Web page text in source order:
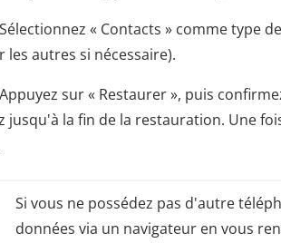
« Contacts » comme type
les autres si nécessaire).
sur « Restaurer », puis
jusqu'à la fin de la restauration. Une
Si vous ne possédez pas d'autre
données via un navigateur en vous